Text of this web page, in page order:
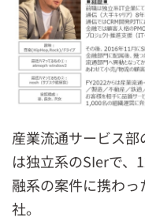
産業流通サービス
は独立系のSIerで、
融系の案件に携わ
社。